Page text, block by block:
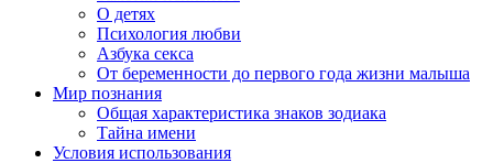
О детях
Психология любви
Азбука секса
От беременности до первого года жизни малыша
Мир познания
Общая характеристика знаков зодиака
Тайна имени
Условия использования